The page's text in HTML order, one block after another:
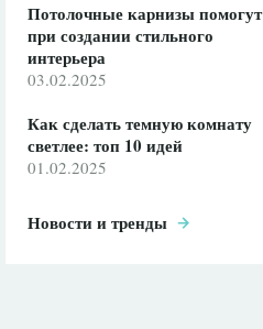
Потолочные карнизы помогут
при создании стильного
интерьера
03.02.2025
Как сделать темную комнату
светлее: топ 10 идей
01.02.2025
Новости и тренды